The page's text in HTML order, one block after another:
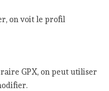
on voit le profil
GPX, on peut utiliser